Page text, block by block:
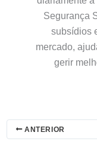
Segurança
subsídios
mercado,
gerir
ANTERIOR